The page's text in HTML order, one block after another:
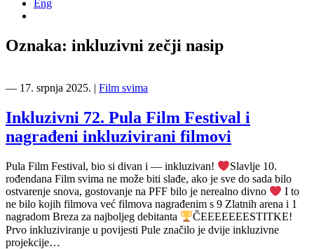
Eng
Oznaka: inkluzivni zečji nasip
― 17. srpnja 2025. | Film svima
Inkluzivni 72. Pula Film Festival i
nagrađeni inkluzivirani filmovi
Pula Film Festival, bio si divan i — inkluzivan!
Slavlje 10.
rođendana Film svima ne može biti slađe, ako je sve do sada bilo
ostvarenje snova, gostovanje na PFF bilo je nerealno divno
I to
ne bilo kojih filmova već filmova nagrađenim s 9 Zlatnih arena i 1
nagradom Breza za najboljeg debitanta
ČEEEEEEESTITKE!
Prvo inkluziviranje u povijesti Pule značilo je dvije inkluzivne
projekcije…